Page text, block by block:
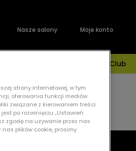
Nasze salony Moje konto
Grand Optical Club
strony internetowej, w tym
oferowania funkcji mediów
związane z kierowaniem treści
po rozwinięciu „Ustawień
zgodę na używanie przez nas
plików cookie, prosimy